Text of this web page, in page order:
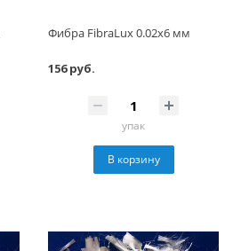
Фибра FibraLux 0.02х6 мм
156 руб.
упак
В корзину